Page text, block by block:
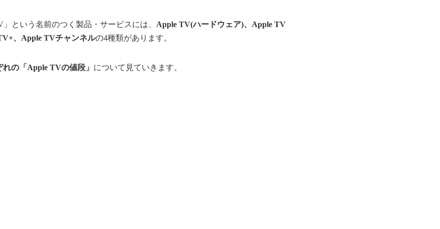
という名前のつく製品・サービスには、 Apple TV(ハードウェア)、Apple TV
、Apple TVチャンネルの4種類があります。
れの「Apple TVの値段」 について見ていきます。